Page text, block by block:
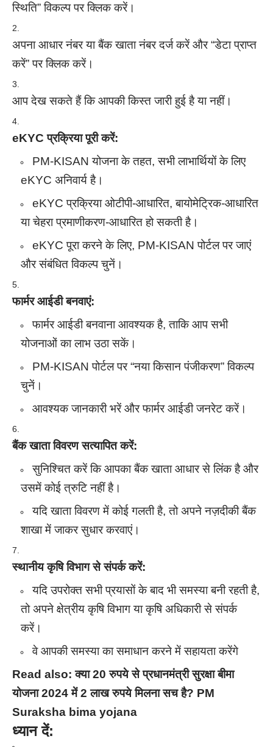
स्थिति” विकल्प पर क्लिक करें।
अपना आधार नंबर या बैंक खाता नंबर दर्ज करें और “डेटा प्राप्त
करें” पर क्लिक करें।
आप देख सकते हैं कि आपकी किस्त जारी हुई है या नहीं।
eKYC प्रक्रिया पूरी करें:
PM-KISAN योजना के तहत, सभी लाभार्थियों के लिए
eKYC अनिवार्य है।
eKYC प्रक्रिया ओटीपी-आधारित, बायोमेट्रिक-आधारित
या चेहरा प्रमाणीकरण-आधारित हो सकती है।
eKYC पूरा करने के लिए, PM-KISAN पोर्टल पर जाएं
और संबंधित विकल्प चुनें।
फार्मर आईडी बनवाएं:
फार्मर आईडी बनवाना आवश्यक है, ताकि आप सभी
योजनाओं का लाभ उठा सकें।
PM-KISAN पोर्टल पर “नया किसान पंजीकरण” विकल्प
चुनें।
आवश्यक जानकारी भरें और फार्मर आईडी जनरेट करें।
बैंक खाता विवरण सत्यापित करें:
सुनिश्चित करें कि आपका बैंक खाता आधार से लिंक है और
उसमें कोई त्रुटि नहीं है।
यदि खाता विवरण में कोई गलती है, तो अपने नज़दीकी बैंक
शाखा में जाकर सुधार करवाएं।
स्थानीय कृषि विभाग से संपर्क करें:
यदि उपरोक्त सभी प्रयासों के बाद भी समस्या बनी रहती है,
तो अपने क्षेत्रीय कृषि विभाग या कृषि अधिकारी से संपर्क
करें।
वे आपकी समस्या का समाधान करने में सहायता करेंगे
Read also:क्या 20 रुपये से प्रधानमंत्री सुरक्षा बीमा
योजना 2024 में 2 लाख रुपये मिलना सच है? PM
Suraksha bima yojana
ध्यान दें: